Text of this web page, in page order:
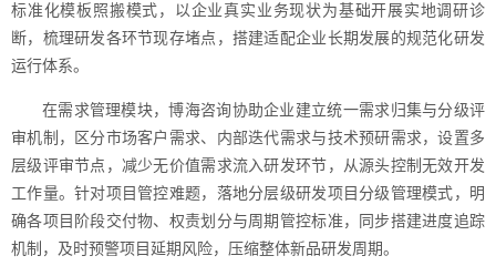
标准化模板照搬模式，以企业真实业务现状为基础开展实地调研诊
断，梳理研发各环节现存堵点，搭建适配企业长期发展的规范化研发
运行体系。
在需求管理模块，博海咨询协助企业建立统一需求归集与分级评
审机制，区分市场客户需求、内部迭代需求与技术预研需求，设置多
层级评审节点，减少无价值需求流入研发环节，从源头控制无效开发
工作量。针对项目管控难题，落地分层级研发项目分级管理模式，明
确各项目阶段交付物、权责划分与周期管控标准，同步搭建进度追踪
机制，及时预警项目延期风险，压缩整体新品研发周期。